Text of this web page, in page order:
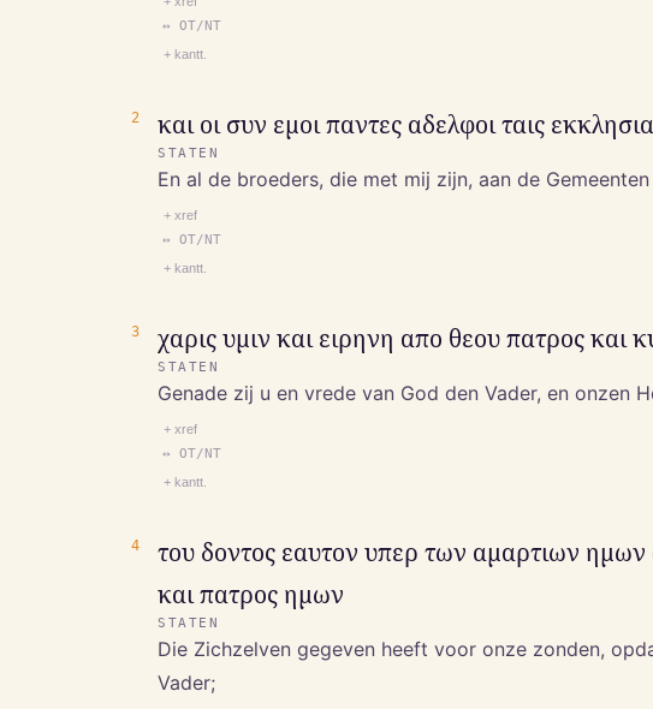
↔ OT/NT
+ kantt.
2 και οι συν εμοι παντες αδελφοι ταις
STATEN
En al de broeders, die met mij zijn, aan de
+ xref
↔ OT/NT
+ kantt.
3 χαρις υμιν και ειρηνη απο θεου πατρος και
STATEN
Genade zij u en vrede van God den Vader, en onzen
+ xref
↔ OT/NT
+ kantt.
4
του δοντος εαυτον υπερ των αμαρτιων
και πατρος ημων
STATEN
Die Zichzelven gegeven heeft voor onze zonden,
Vader;